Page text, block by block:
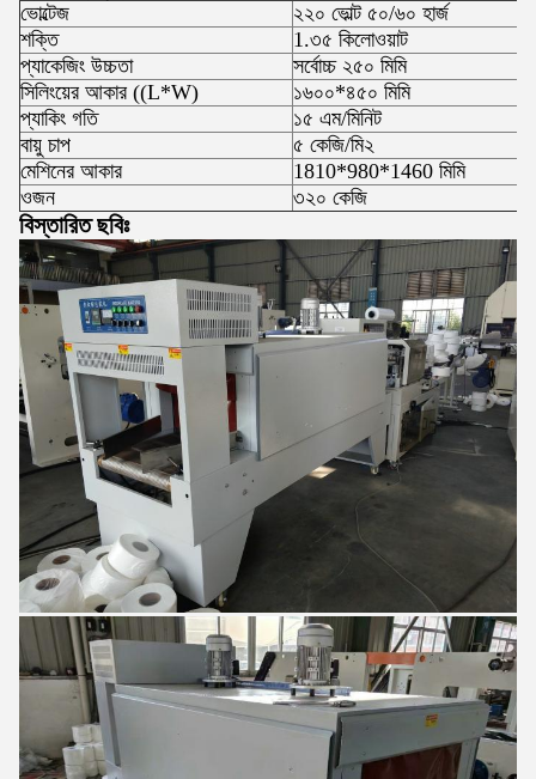
ভোল্টেজ
২২০ ভোল্ট ৫০/৬০ হার্জ
শক্তি
1.৩৫ কিলোওয়াট
প্যাকেজিং উচ্চতা
সর্বোচ্চ ২৫০ মিমি
সিলিংয়ের আকার ((L*W)
১৬০০*৪৫০ মিমি
প্যাকিং গতি
১৫ এম/মিনিট
বায়ু চাপ
৫ কেজি/মি২
মেশিনের আকার
1810*980*1460 মিমি
ওজন
৩২০ কেজি
বিস্তারিত ছবিঃ